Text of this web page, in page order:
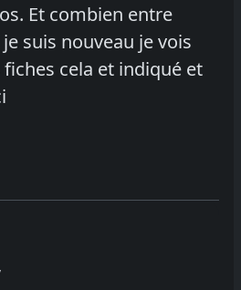
Et combien entre
suis nouveau je vois
cela et indiqué et